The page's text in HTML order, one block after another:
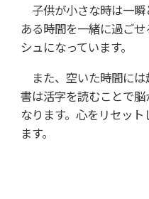
子供が小さな時は一瞬
ある時間を一緒に過ご
シュになっています。
また、空いた時間には
書は活字を読むことで
なります。心をリセッ
ます。